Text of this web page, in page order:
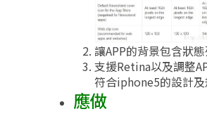
讓APP的背景包含狀
支援Retina以及調整
符合iphone5的設計
應做